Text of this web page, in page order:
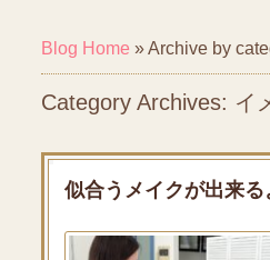
Blog Home »Archive by
Category Archives: イ
似合うメイクが出来